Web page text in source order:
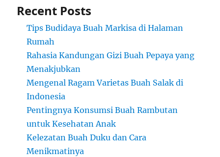
Recent Posts
Tips Budidaya Buah Markisa di Halaman
Rumah
Rahasia Kandungan Gizi Buah Pepaya yang
Menakjubkan
Mengenal Ragam Varietas Buah Salak di
Indonesia
Pentingnya Konsumsi Buah Rambutan
untuk Kesehatan Anak
Kelezatan Buah Duku dan Cara
Menikmatinya